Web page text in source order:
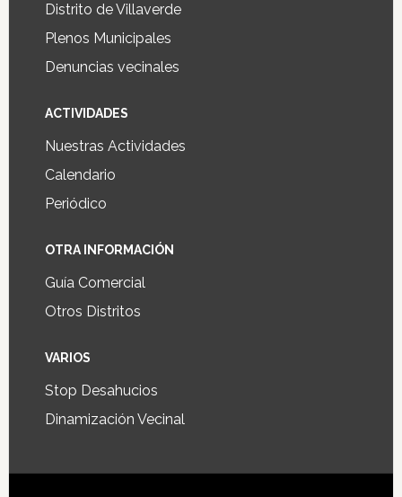
Distrito de Villaverde
Plenos Municipales
Denuncias vecinales
ACTIVIDADES
Nuestras Actividades
Calendario
Periódico
OTRA INFORMACIÓN
Guía Comercial
Otros Distritos
VARIOS
Stop Desahucios
Dinamización Vecinal